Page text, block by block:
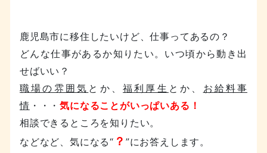
鹿児島市に移住したいけど、仕事ってあるの？
どんな仕事があるか知りたい。いつ頃から動き出
せばいい？
職場の雰囲気 とか、 福利厚生 とか、 お給料事
情 ・・・気になることがいっぱいある！
相談できるところを知りたい。
などなど、気になる“ ？ ”にお答えします。